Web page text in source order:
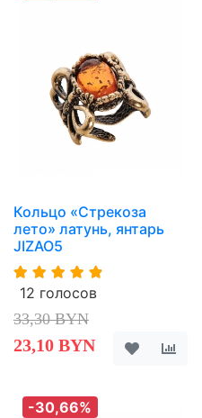
Кольцо «Стрекоза
лето» латунь, янтарь
JIZAO5
12 голосов
33,30 BYN
23,10 BYN
-30,66%